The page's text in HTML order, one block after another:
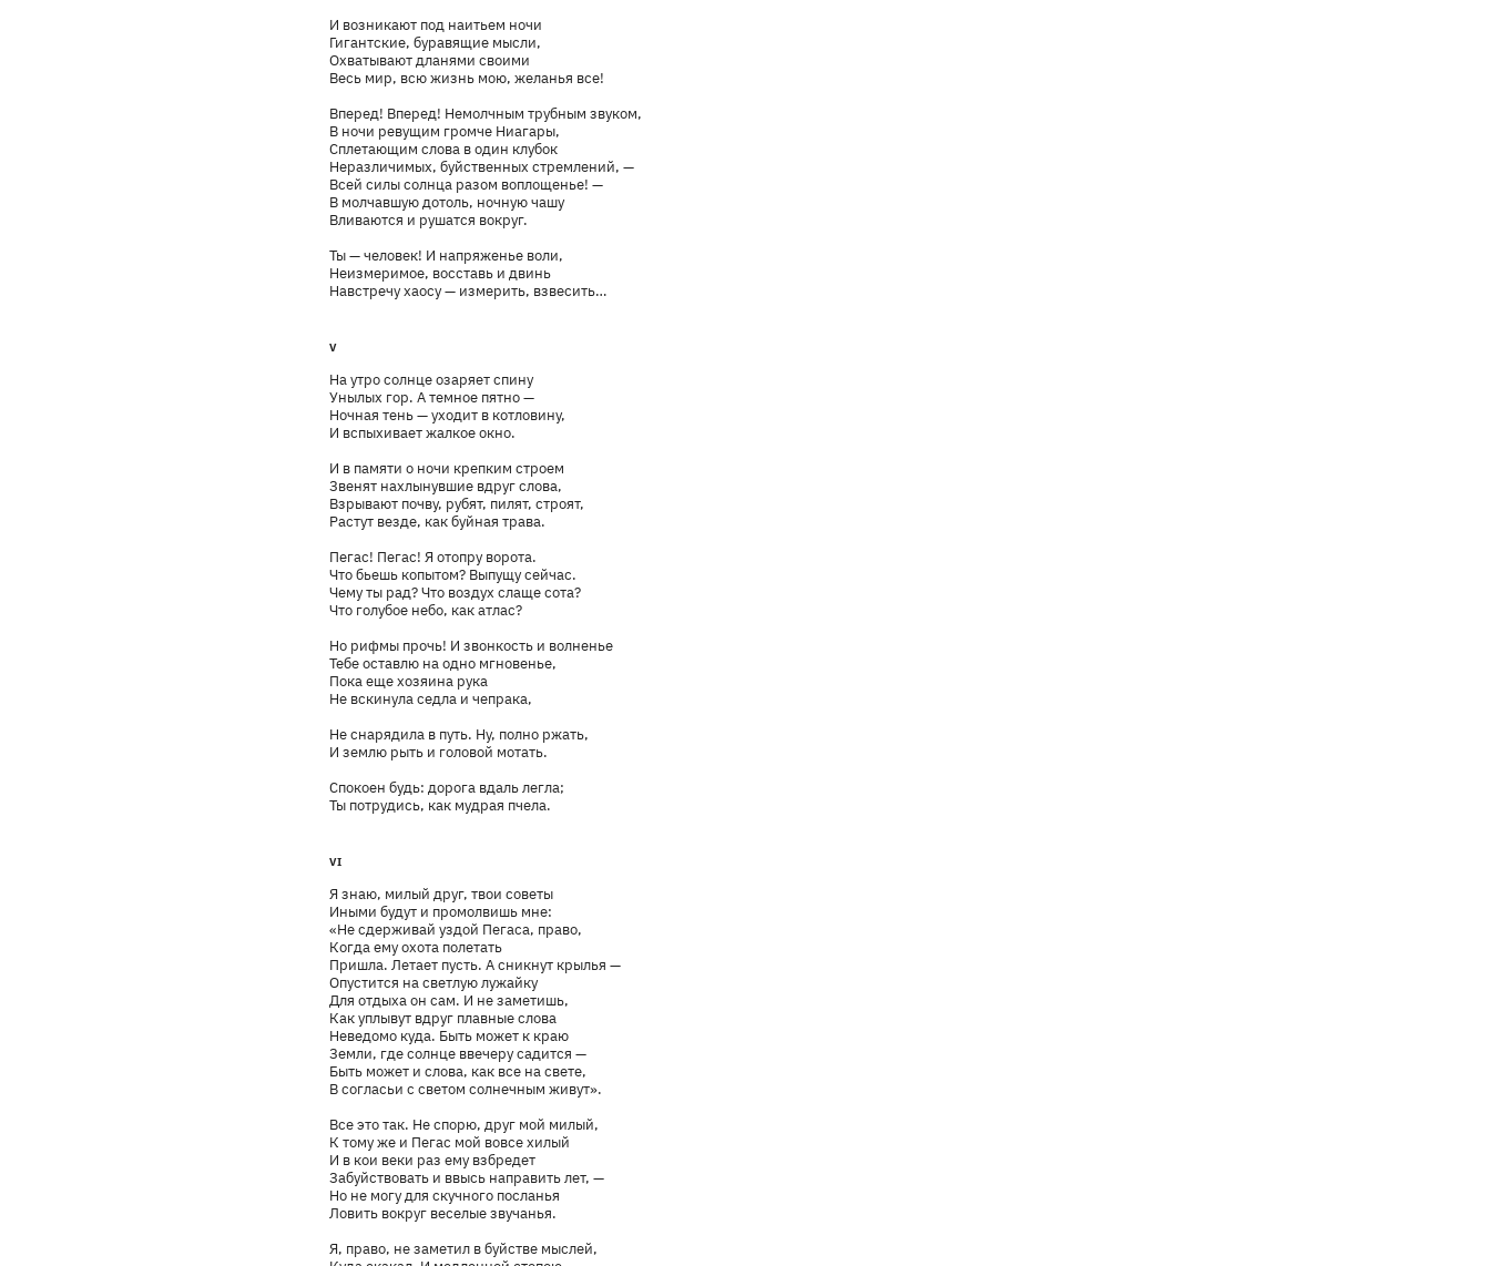
И возникают под наитьем ночи
Гигантские, буравящие мысли,
Охватывают дланями своими
Весь мир, всю жизнь мою, желанья все!
Вперед! Вперед! Немолчным трубным звуком,
В ночи ревущим громче Ниагары,
Сплетающим слова в один клубок
Неразличимых, буйственных стремлений, —
Всей силы солнца разом воплощенье! —
В молчавшую дотоль, ночную чашу
Вливаются и рушатся вокруг.
Ты — человек! И напряженье воли,
Неизмеримое, восставь и двинь
Навстречу хаосу — измерить, взвесить…
V
На утро солнце озаряет спину
Унылых гор. А темное пятно —
Ночная тень — уходит в котловину,
И вспыхивает жалкое окно.
И в памяти о ночи крепким строем
Звенят нахлынувшие вдруг слова,
Взрывают почву, рубят, пилят, строят,
Растут везде, как буйная трава.
Пегас! Пегас! Я отопру ворота.
Что бьешь копытом? Выпущу сейчас.
Чему ты рад? Что воздух слаще сота?
Что голубое небо, как атлас?
Но рифмы прочь! И звонкость и волненье
Тебе оставлю на одно мгновенье,
Пока еще хозяина рука
Не вскинула седла и чепрака,
Не снарядила в путь. Ну, полно ржать,
И землю рыть и головой мотать.
Спокоен будь: дорога вдаль легла;
Ты потрудись, как мудрая пчела.
VI
Я знаю, милый друг, твои советы
Иными будут и промолвишь мне:
«Не сдерживай уздой Пегаса, право,
Когда ему охота полетать
Пришла. Летает пусть. А сникнут крылья —
Опустится на светлую лужайку
Для отдыха он сам. И не заметишь,
Как уплывут вдруг плавные слова
Неведомо куда. Быть может к краю
Земли, где солнце ввечеру садится —
Быть может и слова, как все на свете,
В согласьи с светом солнечным живут».
Все это так. Не спорю, друг мой милый,
К тому же и Пегас мой вовсе хилый
И в кои веки раз ему взбредет
Забуйствовать и ввысь направить лет, —
Но не могу для скучного посланья
Ловить вокруг веселые звучанья.
Я, право, не заметил в буйстве мыслей,